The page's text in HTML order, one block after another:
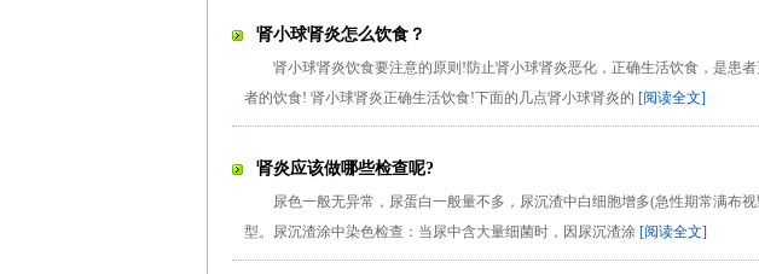
肾小球肾炎怎么饮食？
肾小球肾炎饮食要注意的原则!防止肾小球肾炎恶化，正确生活饮食，是患
者的饮食! 肾小球肾炎正确生活饮食!下面的几点肾小球肾炎的 [阅读全文]
肾炎应该做哪些检查呢?
尿色一般无异常，尿蛋白一般量不多，尿沉渣中白细胞增多(急性期常满布
型。尿沉渣涂中染色检查：当尿中含大量细菌时，因尿沉渣涂 [阅读全文]